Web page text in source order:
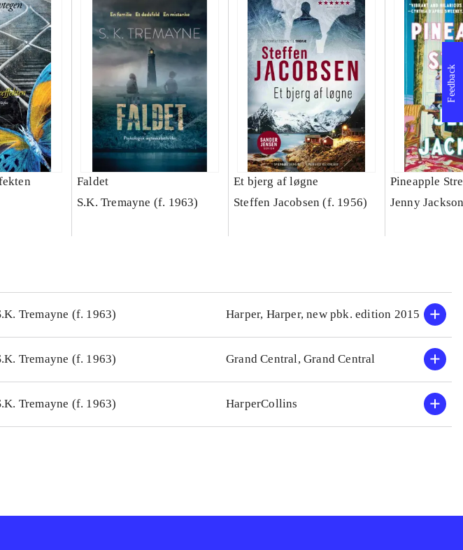
Faldet
S.K. Tremayne (f. 1963)
Et bjerg af løgne
Steffen Jacobsen (f. 1956)
Pineapple
Jenny
Tremayne (f. 1963) Harper, Harper, new pbk. edition 2015
Tremayne (f. 1963) Grand Central, Grand Central
Tremayne (f. 1963) HarperCollins
Feedback